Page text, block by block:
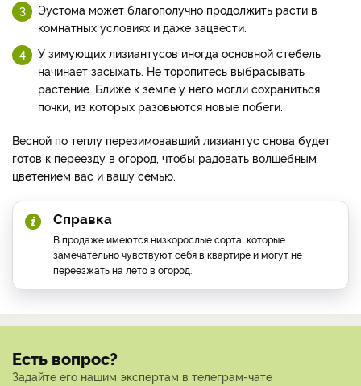
Эустома может благополучно продолжить расти в
комнатных условиях и даже зацвести.
У зимующих лизиантусов иногда основной стебель
начинает засыхать. Не торопитесь выбрасывать
растение. Ближе к земле у него могли сохраниться
почки, из которых разовьются новые побеги.
Весной по теплу перезимовавший лизиантус снова будет
готов к переезду в огород, чтобы радовать волшебным
цветением вас и вашу семью.
Справка
В продаже имеются низкорослые сорта, которые
замечательно чувствуют себя в квартире и могут не
переезжать на лето в огород.
Есть вопрос?
Задайте его нашим экспертам в телеграм-чате